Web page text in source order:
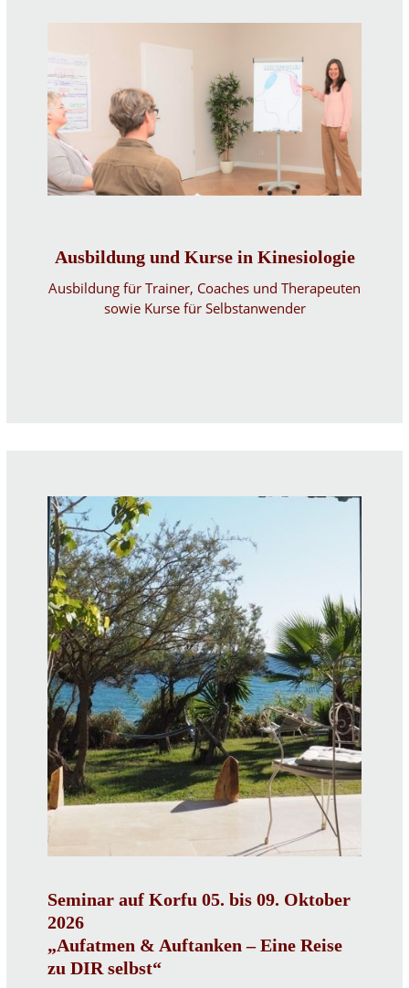
Ausbildung und Kurse in Kinesiologie
Ausbildung für Trainer, Coaches und Therapeuten
sowie Kurse für Selbstanwender
Seminar auf Korfu 05. bis 09. Oktober
2026
„Aufatmen & Auftanken – Eine Reise
zu DIR selbst“